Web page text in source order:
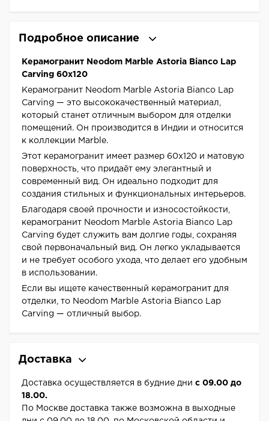
Подробное описание
Керамогранит Neodom Marble Astoria Bianco Lap
Carving 60x120
Керамогранит Neodom Marble Astoria Bianco Lap
Carving — это высококачественный материал,
который станет отличным выбором для отделки
помещений. Он производится в Индии и относится
к коллекции Marble.
Этот керамогранит имеет размер 60x120 и матовую
поверхность, что придаёт ему элегантный и
современный вид. Он идеально подходит для
создания стильных и функциональных интерьеров.
Благодаря своей прочности и износостойкости,
керамогранит Neodom Marble Astoria Bianco Lap
Carving будет служить вам долгие годы, сохраняя
свой первоначальный вид. Он легко укладывается
и не требует особого ухода, что делает его удобным
в использовании.
Если вы ищете качественный керамогранит для
отделки, то Neodom Marble Astoria Bianco Lap
Carving — отличный выбор.
Доставка
Доставка осуществляется в будние дни с 09.00 до
18.00.
По Москве доставка также возможна в выходные